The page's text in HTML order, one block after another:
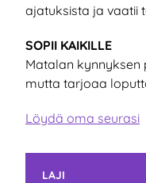
ajatuksista ja vaatii
SOPII KAIKILLE
Matalan kynnyksen
mutta tarjoaa
Löydä oma seurasi
Ohita valikko
LAJI